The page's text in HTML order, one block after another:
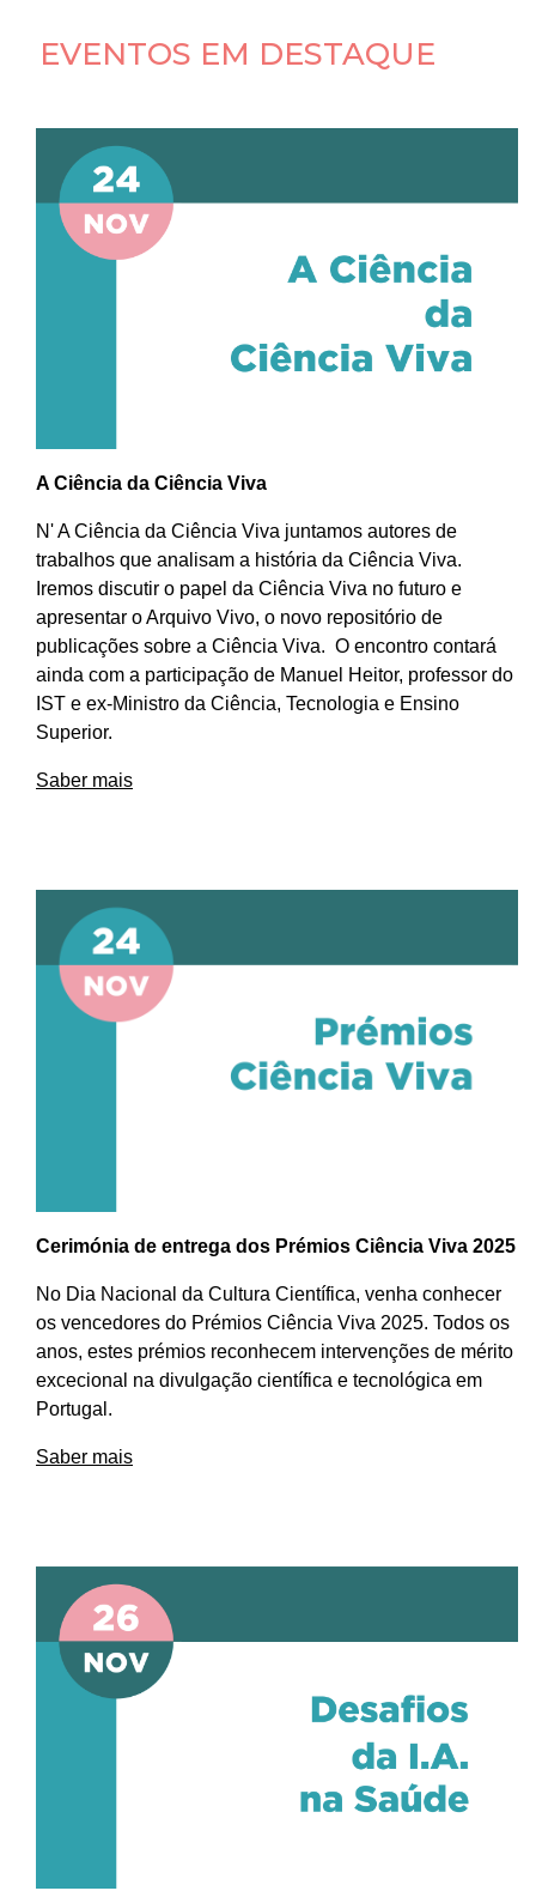
EVENTOS EM DESTAQUE
A Ciência da Ciência Viva
N' A Ciência da Ciência Viva juntamos autores de
trabalhos que analisam a história da Ciência Viva.
Iremos discutir o papel da Ciência Viva no futuro e
apresentar o Arquivo Vivo, o novo repositório de
publicações sobre a Ciência Viva. O encontro contará
ainda com a participação de Manuel Heitor, professor do
IST e ex-Ministro da Ciência, Tecnologia e Ensino
Superior.
Saber mais
Cerimónia de entrega dos Prémios Ciência Viva 2025
No Dia Nacional da Cultura Científica, venha conhecer
os vencedores do Prémios Ciência Viva 2025. Todos os
anos, estes prémios reconhecem intervenções de mérito
excecional na divulgação científica e tecnológica em
Portugal.
Saber mais